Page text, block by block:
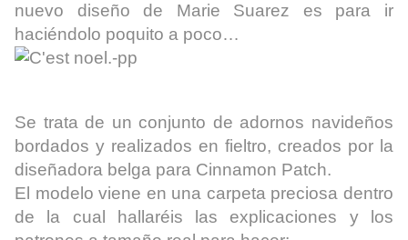
nuevo diseño de Marie Suarez es para ir
haciéndolo poquito a poco…
Se trata de un conjunto de adornos navideños
bordados y realizados en fieltro, creados por la
diseñadora belga para Cinnamon Patch.
El modelo viene en una carpeta preciosa dentro
de la cual hallaréis las explicaciones y los